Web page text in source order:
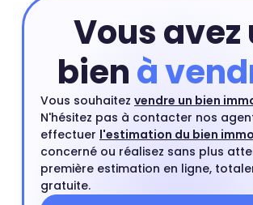
Vous avez
bienà
Vous souhaitez vendre un bien
N'hésitez pas à contacter nos
effectuer l'estimation du bien
concerné ou réalisez sans plus
première estimation en ligne,
gratuite.